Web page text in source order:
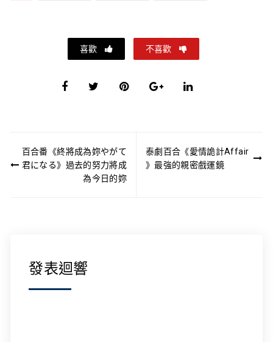
喜歡 不喜歡
章百合番《終將成為妳やがて
君になる》過去的努力將成
為今日的妳
泰劇百合《愛情詭計Affair
》最強的親密戲運鏡
發表迴響